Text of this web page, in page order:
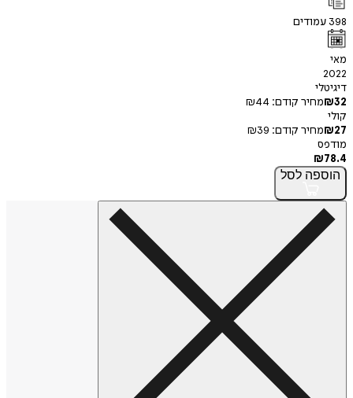
398 עמודים
מאי
2022
דיגיטלי
₪32 מחיר קודם: ₪44
קולי
₪27 מחיר קודם: ₪39
מודפס
₪78.4
הוספה לסל